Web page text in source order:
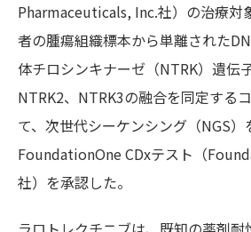
Pharmaceuticals, Inc.社）の治療対
者の腫瘍組織標本から単離された
体チロシンキナーゼ（NTRK）遺伝
NTRK2、NTRK3の融合を同定する
て、次世代シーケンシング（NGS）
FoundationOne CDxテスト（
社）を承認した。